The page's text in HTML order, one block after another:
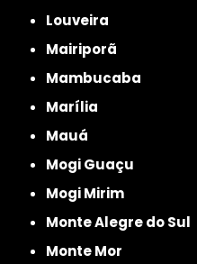
Louveira
Mairiporã
Mambucaba
Marília
Mauá
Mogi Guaçu
Mogi Mirim
Monte Alegre do Sul
Monte Mor